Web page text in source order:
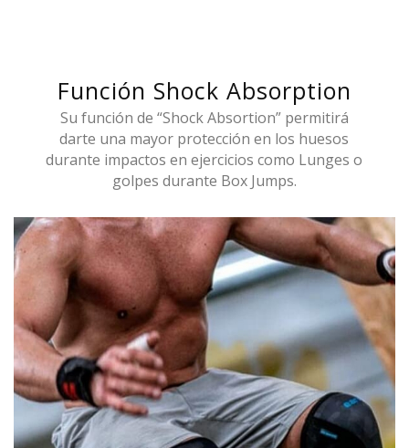
Función Shock Absorption
Su función de “Shock Absortion” permitirá
darte una mayor protección en los huesos
durante impactos en ejercicios como Lunges o
golpes durante Box Jumps.